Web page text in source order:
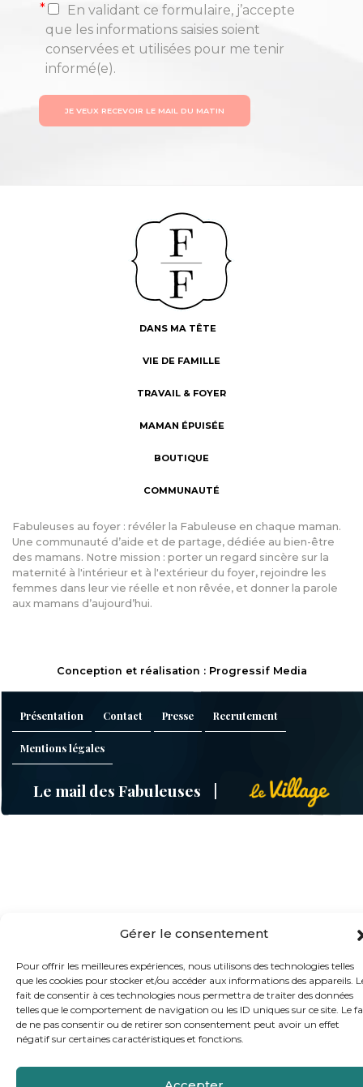
Gérer le consentement
Pour offrir les meilleures expériences, nous utilisons des technologies telles
que les cookies pour stocker et/ou accéder aux informations des appareils.
fait de consentir à ces technologies nous permettra de traiter des données
telles que le comportement de navigation ou les ID uniques sur ce site. Le
de ne pas consentir ou de retirer son consentement peut avoir un effet
négatif sur certaines caractéristiques et fonctions.
*
En validant ce formulaire, j’accepte
que les informations saisies soient
conservées et utilisées pour me tenir
informé(e).
JE VEUX RECEVOIR LE MAIL DU MATIN
DANS MA TÊTE
VIE DE FAMILLE
TRAVAIL & FOYER
MAMAN ÉPUISÉE
BOUTIQUE
COMMUNAUTÉ
Fabuleuses au foyer : révéler la Fabuleuse en chaque maman.
Une communauté d’aide et de partage, dédiée au bien-être
des mamans. Notre mission : porter un regard sincère sur la
maternité à l'intérieur et à l'extérieur du foyer, rejoindre les
femmes dans leur vie réelle et non rêvée, et donner la parole
aux mamans d’aujourd’hui.
Conception et réalisation : Progressif Media
Présentation Contact Presse Recrutement
Mentions légales
Le mail des Fabuleuses